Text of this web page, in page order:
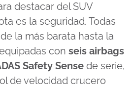
destacar del SUV
es la seguridad. Todas
la más barata hasta la
con seis airbags
Safety Sense de serie,
de velocidad crucero